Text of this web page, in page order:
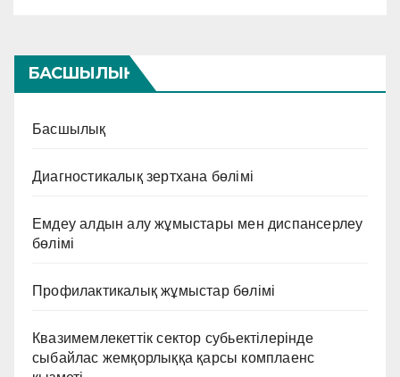
БАСШЫЛЫҚ
Басшылық
Диагностикалық зертхана бөлімі
Емдеу алдын алу жұмыстары мен диспансерлеу
бөлімі
Профилактикалық жұмыстар бөлімі
Квазимемлекеттік сектор субьектілерінде
сыбайлас жемқорлыққа қарсы комплаенс